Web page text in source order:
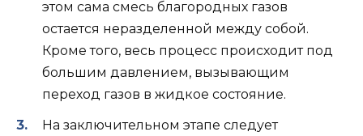
этом сама смесь благородных газов
остается неразделенной между собой.
Кроме того, весь процесс происходит под
большим давлением, вызывающим
переход газов в жидкое состояние.
На заключительном этапе следует